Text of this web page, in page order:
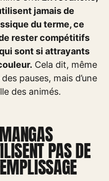
jamais de
du terme, ce
rester compétitifs
sont si attrayants
Cela dit, même
pauses, mais d’une
des animés.
PAS DE